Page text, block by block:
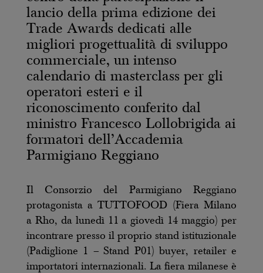
lancio della prima edizione dei
Trade Awards dedicati alle
migliori progettualità di sviluppo
commerciale, un intenso
calendario di masterclass per gli
operatori esteri e il
riconoscimento conferito dal
ministro Francesco Lollobrigida ai
formatori dell’Accademia
Parmigiano Reggiano
Il Consorzio del Parmigiano Reggiano
protagonista a TUTTOFOOD (Fiera Milano
a Rho, da lunedì 11 a giovedì 14 maggio) per
incontrare presso il proprio stand istituzionale
(Padiglione 1 – Stand P01) buyer, retailer e
importatori internazionali. La fiera milanese è